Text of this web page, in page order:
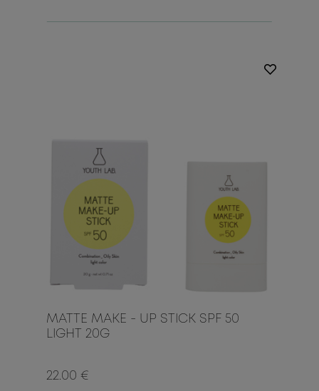
MATTE MAKE - UP STICK SPF 50
LIGHT 20G
22.00 €